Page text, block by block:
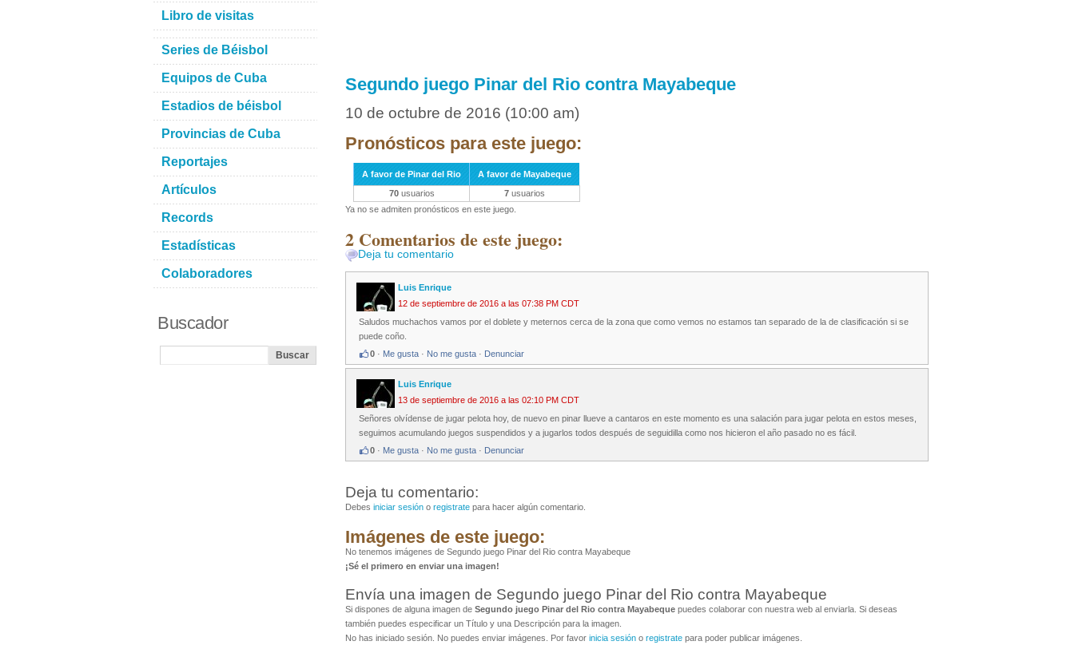
Segundo juego Pinar del Rio contra Mayabeque
10 de octubre de 2016 (10:00 am)
Pronósticos para este juego:
A favor de Pinar del Rio
A favor de Mayabeque
70usuarios 7 usuarios
Ya no se admiten pronósticos en este juego.
2 Comentarios de este juego:
Deja tu comentario
Luis Enrique
12 de septiembre de 2016 a las 07:38 PM CDT
Saludos muchachos vamos por el doblete y meternos cerca de la zona que como vemos no estamos tan separado de la de clasificación si se
puede coño.
0 · Me gusta · No me gusta · Denunciar
Luis Enrique
13 de septiembre de 2016 a las 02:10 PM CDT
Señores olvídense de jugar pelota hoy, de nuevo en pinar llueve a cantaros en este momento es una salación para jugar pelota en estos meses,
seguimos acumulando juegos suspendidos y a jugarlos todos después de seguidilla como nos hicieron el año pasado no es fácil.
0 · Me gusta · No me gusta · Denunciar
Deja tu comentario:
Debes iniciar sesión o registrate para hacer algún comentario.
Imágenes de este juego:
No tenemos imágenes de Segundo juego Pinar del Rio contra Mayabeque
¡Sé el primero en enviar una imagen!
Envía una imagen de Segundo juego Pinar del Rio contra Mayabeque
Si dispones de alguna imagen de Segundo juego Pinar del Rio contra Mayabeque puedes colaborar con nuestra web al enviarla. Si deseas
también puedes especificar un Título y una Descripción para la imagen.
No has iniciado sesión. No puedes enviar imágenes. Por favor inicia sesión o registrate para poder publicar imágenes.
Libro de visitas
Series de Béisbol
Equipos de Cuba
Estadios de béisbol
Provincias de Cuba
Reportajes
Artículos
Records
Estadísticas
Colaboradores
Buscador